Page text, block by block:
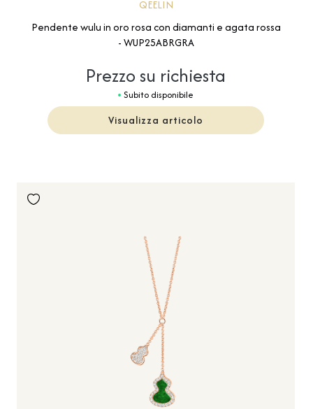
QEELIN
Pendente wulu in oro rosa con diamanti e agata rossa
- WUP25ABRGRA
Prezzo su richiesta
Subito disponibile
Visualizza articolo